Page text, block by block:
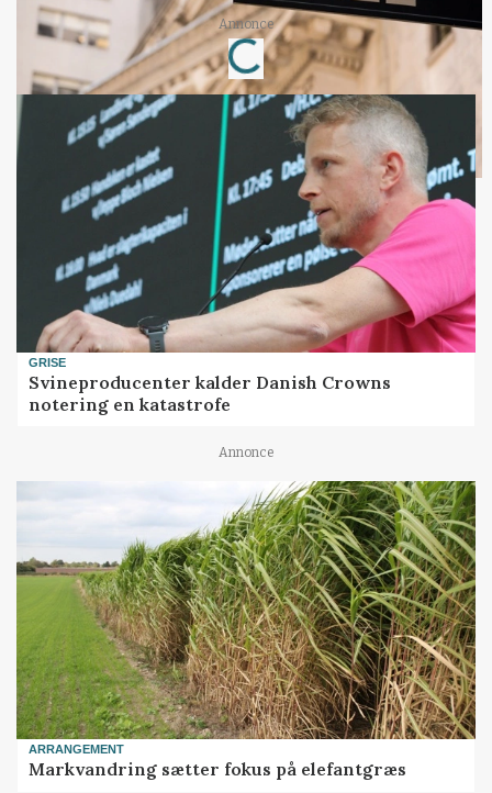
Annonce
Loading...
GRISE
Svineproducenter kalder Danish Crowns
notering en katastrofe
Annonce
ARRANGEMENT
Markvandring sætter fokus på elefantgræs